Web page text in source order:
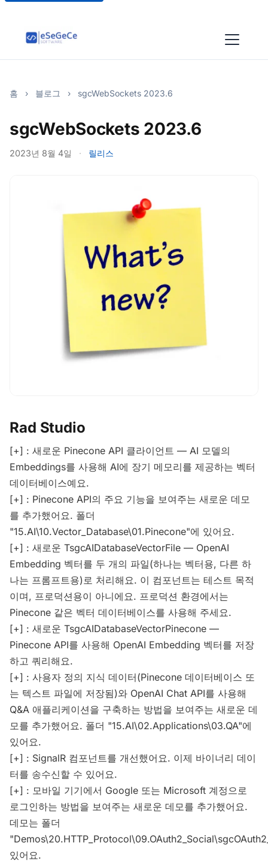
홈 › 블로그 › sgcWebSockets 2023.6
sgcWebSockets 2023.6
2023년 8월 4일 · 릴리스
Rad Studio
[+] : 새로운 Pinecone API 클라이언트 — AI 모델의
Embeddings를 사용해 AI에 장기 메모리를 제공하는 벡터
데이터베이스예요.
[+] : Pinecone API의 주요 기능을 보여주는 새로운 데모
를 추가했어요. 폴더
"15.AI\10.Vector_Database\01.Pinecone"에 있어요.
[+] : 새로운 TsgcAIDatabaseVectorFile — OpenAI
Embedding 벡터를 두 개의 파일(하나는 벡터용, 다른 하
나는 프롬프트용)로 처리해요. 이 컴포넌트는 테스트 목적
이며, 프로덕션용이 아니에요. 프로덕션 환경에서는
Pinecone 같은 벡터 데이터베이스를 사용해 주세요.
[+] : 새로운 TsgcAIDatabaseVectorPinecone —
Pinecone API를 사용해 OpenAI Embedding 벡터를 저장
하고 쿼리해요.
[+] : 사용자 정의 지식 데이터(Pinecone 데이터베이스 또
는 텍스트 파일에 저장됨)와 OpenAI Chat API를 사용해
Q&A 애플리케이션을 구축하는 방법을 보여주는 새로운 데
모를 추가했어요. 폴더 "15.AI\02.Applications\03.QA"에
있어요.
[+] : SignalR 컴포넌트를 개선했어요. 이제 바이너리 데이
터를 송수신할 수 있어요.
[+] : 모바일 기기에서 Google 또는 Microsoft 계정으로
로그인하는 방법을 보여주는 새로운 데모를 추가했어요.
데모는 폴더
있어요.